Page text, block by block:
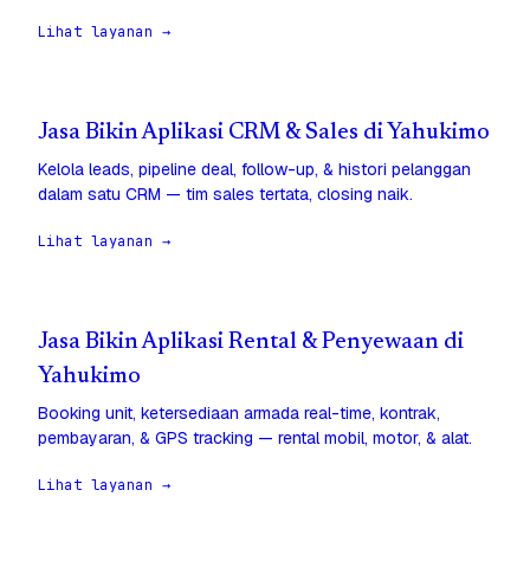
Lihat layanan →
Jasa Bikin Aplikasi CRM & Sales di Yahukimo
Kelola leads, pipeline deal, follow-up, & histori pelanggan
dalam satu CRM — tim sales tertata, closing naik.
Lihat layanan →
Jasa Bikin Aplikasi Rental & Penyewaan di
Yahukimo
Booking unit, ketersediaan armada real-time, kontrak,
pembayaran, & GPS tracking — rental mobil, motor, & alat.
Lihat layanan →